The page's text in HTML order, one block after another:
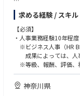
・組織/配置/評価/労務労
・人事運用の生産性向上
人事処遇制度改革にお
ます。
・ジョブ型人事制度
・福利厚生制度
求める経験 / スキル
【必須】
・人事業務経験10年程度
※ビジネス人事（HR
成果によっては、人
※等級、報酬、評価、
※報酬調査、人事デー
・顧客志向/成果志向/課
・プロジェクトマネジメ
神奈川県